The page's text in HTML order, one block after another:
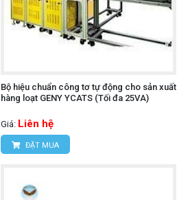
Bộ hiệu chuẩn công tơ tự động cho sản xuất
hàng loạt GENY YCATS (Tối đa 25VA)
Giá: Liên hệ
ĐẶT MUA